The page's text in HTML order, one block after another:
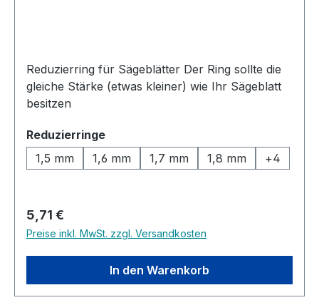
Reduzierring für Sägeblätter Der Ring sollte die
gleiche Stärke (etwas kleiner) wie Ihr Sägeblatt
besitzen
Reduzierringeauswählen
1,5 mm
1,6 mm 1,7 mm 1,8 mm +4
Regulärer Preis:
5,71 €
Preise inkl. MwSt. zzgl. Versandkosten
In den Warenkorb